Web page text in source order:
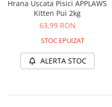
Hrana Uscata Pisici APPLAWS
Kitten Pui 2kg
63,99 RON
STOC EPUIZAT
ALERTA STOC